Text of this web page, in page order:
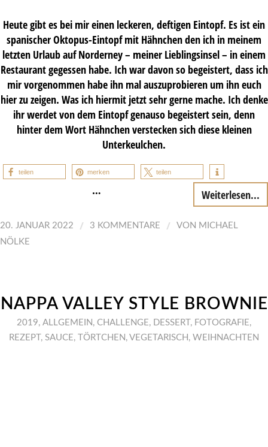
Heute gibt es bei mir einen leckeren, deftigen Eintopf. Es ist ein
spanischer Oktopus-Eintopf mit Hähnchen den ich in meinem
letzten Urlaub auf Norderney – meiner Lieblingsinsel – in einem
Restaurant gegessen habe. Ich war davon so begeistert, dass ich
mir vorgenommen habe ihn mal auszuprobieren um ihn euch
hier zu zeigen. Was ich hiermit jetzt sehr gerne mache. Ich denke
ihr werdet von dem Eintopf genauso begeistert sein, denn
hinter dem Wort Hähnchen verstecken sich diese kleinen
Unterkeulchen.
teilen merken teilen
… Weiterlesen...
20. JANUAR 2022 / 3 KOMMENTARE / VON MICHAEL
NÖLKE
NAPPA VALLEY STYLE BROWNIE
2019, ALLGEMEIN , CHALLENGE , DESSERT , FOTOGRAFIE ,
REZEPT , SAUCE , TÖRTCHEN , VEGETARISCH , WEIHNACHTEN